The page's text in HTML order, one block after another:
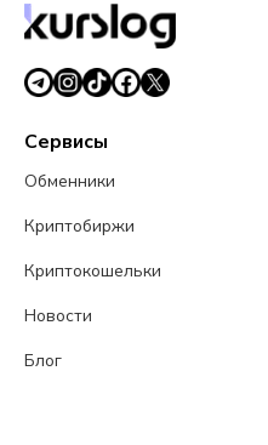
1 августа 2026 г.3 мин чтения
Сервисы
Обменники
Криптобиржи
Криптокошельки
Новости
Блог